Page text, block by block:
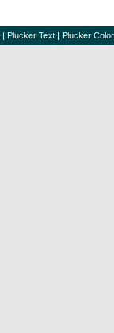
| Plucker Text | Plucker Color